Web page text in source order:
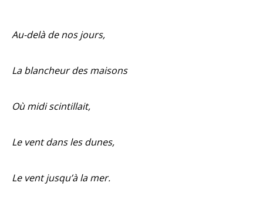
Au-delà de nos jours,
La blancheur des maisons
Où midi scintillait,
Le vent dans les dunes,
Le vent jusqu’à la mer.